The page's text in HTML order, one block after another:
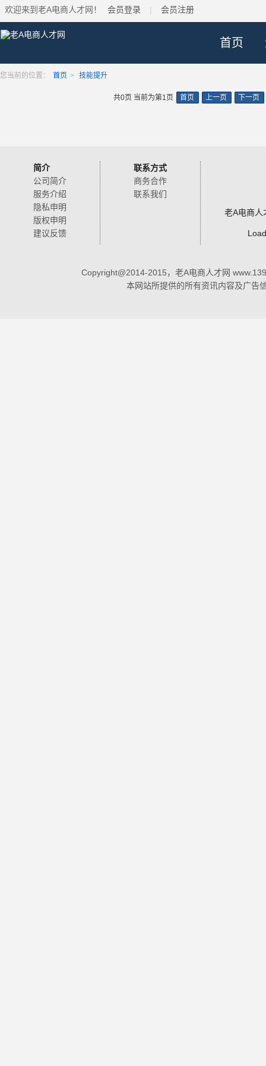
欢迎来到老A电商人才网！ 会员登录 | 会员注册
首页
您当前的位置： 首页 > 技能提升
共0页 当前为第1页 首页 上一页 下一页
简介
公司简介
服务介绍
隐私申明
版权申明
建议反馈
联系方式
商务合作
联系我们
老A电商人
Copyright@2014-2015，老A电商人才网
本网站所提供的所有资讯内容及广告